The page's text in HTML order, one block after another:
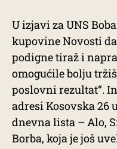
U izjavi za UNS
kupovine Novosti
podigne tiraž i
omogućile bolju
poslovni rezultat“.
adresi Kosovska 26
dnevna lista – Alo,
Borba, koja je još